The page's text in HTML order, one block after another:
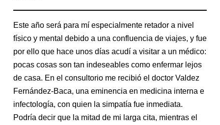
Este año será para mí especialmente retador a nivel
físico y mental debido a una confluencia de viajes, y fue
por ello que hace unos días acudí a visitar a un médico:
pocas cosas son tan indeseables como enfermar lejos
de casa. En el consultorio me recibió el doctor Valdez
Fernández-Baca, una eminencia en medicina interna e
infectología, con quien la simpatía fue inmediata.
Podría decir que la mitad de mi larga cita, mientras el